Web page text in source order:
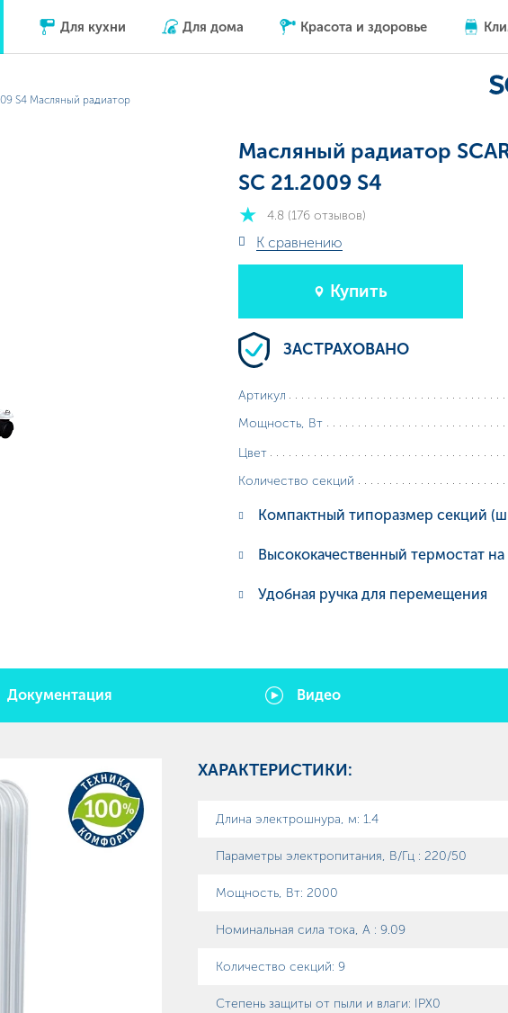
Для кухни Для дома Красота и здоровье
S4 Масляный радиатор
Масляный радиатор
SC 21.2009 S4
4.8 (176 отзывов)
К сравнению
Купить
ЗАСТРАХОВАНО
Артикул
Мощность, Вт
Цвет
Количество секций
Компактный типоразмер секций
Высококачественный термостат
Удобная ручка для перемещения
Документация Видео
ХАРАКТЕРИСТИКИ:
Длина электрошнура, м: 1.4
Параметры электропитания, В/Гц : 220/50
Мощность, Вт: 2000
Номинальная сила тока, А : 9.09
Количество секций: 9
Степень защиты от пыли и влаги: IPX0